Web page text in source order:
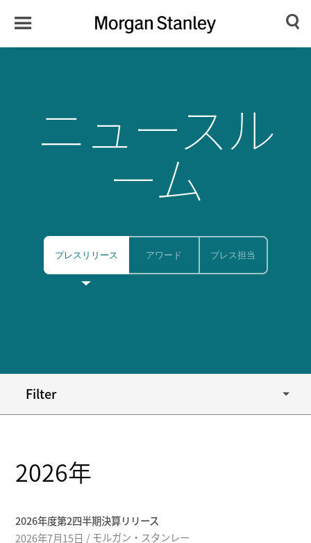
Morgan Search
ニュースル
ーム
プレスリリース アワード プレス担当
Filter
2026年
2026年度第2四半期決算リリース
2026年7月15日
モルガン・スタンレー